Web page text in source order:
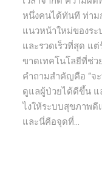
หนึ่งคนได้ทันที ท่าม
แนวหน้าใหม่ของร
และรวดเร็วที่สุด แต่
ขาดเทคโนโลยีที่ช่ว
คำถามสำคัญคือ “จ
ดูแลผู้ป่วยได้ดีขึ้น แ
ไงให้ระบบสุขภาพดี
และนี่คือจุดที่...